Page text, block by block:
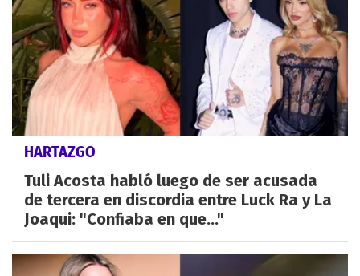
HARTAZGO
Tuli Acosta habló luego de ser acusada
de tercera en discordia entre Luck Ra y La
Joaqui: "Confiaba en que..."